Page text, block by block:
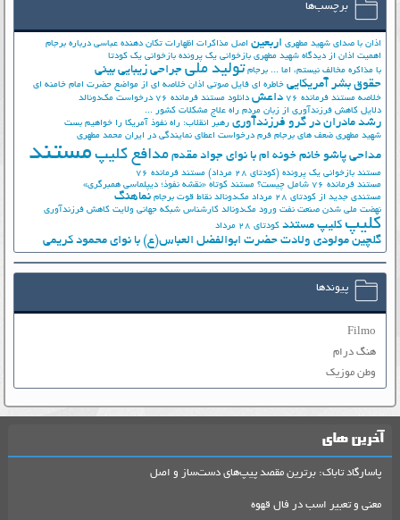
برچسب‌ها
اذان با صدای شهید مطهری اربعین اصل مذاکرات اظهارات تکان دهنده عباسی درباره برجام
اهمیت اذان از دیدگاه شهید مطهری بازخوانی یک پرونده بازخوانی یک کودتا
با مذاکره مخالف نیستم، اما ... برجام تولید ملی جراحی زیبایی بینی
حقوق بشر آمریکایی خاطره ای فایل صوتی اذان خلاصه ای از مواضع حضرت امام خامنه ای
خلاصه مستند فرمانده 76
داعش دانلود مستند فرمانده 76
درخواست مک‌دونالد
دلایل کاهش فرزندآوری از زبان مردم راه علاج مشکلات کشور ...
رشد مادران در گرو فرزندآوری رهبر انقلاب: راه نفوذ آمریکا را خواهیم بست
شهید مطهری ضعف های برجام فرم درخواست اعطای نمایندگی در ایران محمد مطهری
مداحی پاشو خانم خونه ام با نوای جواد مقدم مدافع کلیپ مستند
مستند بازخوانی یک پرونده (کودتای 28 مرداد)
مستند فرمانده 76
مستند فرمانده 76 شامل چیست؟
مستند کوتاه «نقشه نفوذ؛ دیپلماسی همبرگری»
مستندی جدید از کودتای 28 مرداد
مک‌دونالد نقاط قوت برجام نماهنگ
نهضت ملي شدن صنعت نفت ورود مک‌دونالد کارشناس شبکه جهانی ولایت کاهش فرزندآوری
کلیپ کلیپ مستند کودتای 28 مرداد
گلچین مولودی ولادت حضرت ابوالفضل العباس(ع) با نوای محمود کریمی
پیوندها
Filmo
هنگ درام
وطن موزیک
آخرین های
پاسارگاد تاباک: برترین مقصد پیپ‌های دست‌ساز و اصل
معنی و تعبیر اسب در فال قهوه